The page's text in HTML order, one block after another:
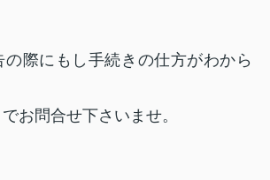
際にもし手続きの仕方がわから
お問合せ下さいませ。